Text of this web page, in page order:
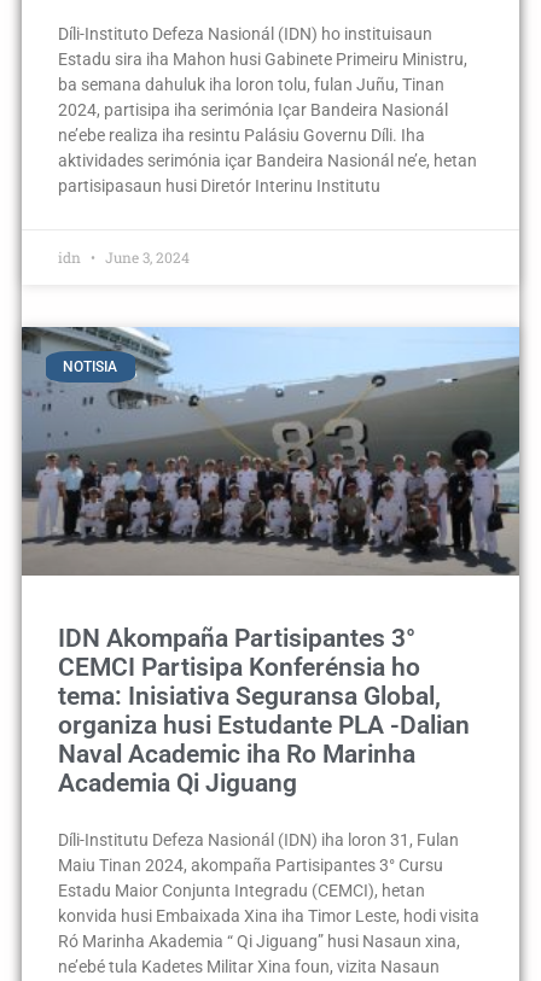
Díli-Instituto Defeza Nasionál (IDN) ho instituisaun
Estadu sira iha Mahon husi Gabinete Primeiru Ministru,
ba semana dahuluk iha loron tolu, fulan Juñu, Tinan
2024, partisipa iha serimónia Içar Bandeira Nasionál
ne’ebe realiza iha resintu Palásiu Governu Díli. Iha
aktividades serimónia içar Bandeira Nasionál ne’e, hetan
partisipasaun husi Diretór Interinu Institutu
idn June 3, 2024
NOTISIA
IDN Akompaña Partisipantes 3°
CEMCI Partisipa Konferénsia ho
tema: Inisiativa Seguransa Global,
organiza husi Estudante PLA -Dalian
Naval Academic iha Ro Marinha
Academia Qi Jiguang
Díli-Institutu Defeza Nasionál (IDN) iha loron 31, Fulan
Maiu Tinan 2024, akompaña Partisipantes 3° Cursu
Estadu Maior Conjunta Integradu (CEMCI), hetan
konvida husi Embaixada Xina iha Timor Leste, hodi visita
Ró Marinha Akademia “ Qi Jiguang” husi Nasaun xina,
ne’ebé tula Kadetes Militar Xina foun, vizita Nasaun